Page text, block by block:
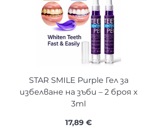
STAR SMILE Purple Гел за
избелване на зъби – 2 броя х
3ml
Цена
17,89 €